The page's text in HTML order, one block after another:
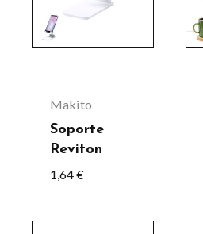
Makito
Soporte
Reviton
1,64€
múltiples
variantes.
se
pueden
elegir
en